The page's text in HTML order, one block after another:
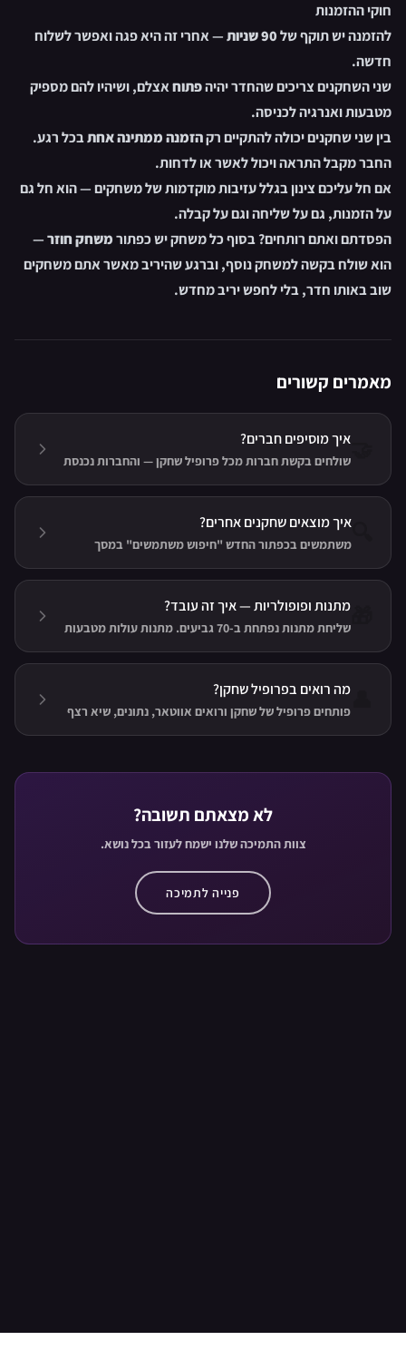
חוקי ההזמנות
להזמנה יש תוקף של90 שניות
— אחרי זה היא פגה ואפשר לשלוח
חדשה.
שני השחקנים צריכים שהחדר יהיהפתוחאצלם, ושיהיו להם מספיק
מטבעות ואנרגיה לכניסה.
בין שני שחקנים יכולה להתקיים רקהזמנה ממתינה אחתבכל רגע.
החבר מקבל התראה ויכול לאשר או לדחות.
אם חל עליכם צינון בגלל עזיבות מוקדמות של משחקים — הוא חל גם
על הזמנות, גם על שליחה וגם על קבלה.
הפסדתם ואתם רותחים? בסוף כל משחק יש כפתורמשחק חוזר—
הוא שולח בקשה למשחק נוסף, וברגע שהיריב מאשר אתם משחקים
שוב באותו חדר, בלי לחפש יריב מחדש.
מאמרים קשורים
איך מוסיפים חברים?
שולחים בקשת חברות מכל פרופיל שחקן — והחברות נכנסת
הזמנה אישי.
איך מוצאים שחקנים אחרים?
משתמשים בכפתור החדש "חיפוש משתמשים" במסך
ומקבלים רשימת שחקנים מדורגת לפי גביעים. לחיצה על
תוצאה פותחת את הפרופיל המלא.
מתנות ופופולריות — איך זה עובד?
שליחת מתנות נפתחת ב-70 גביעים. מתנות עולות מטבעות
טיל, כתר או טבעת יהלום.
מה רואים בפרופיל שחקן?
פותחים פרופיל של שחקן ורואים אווטאר, נתונים, שיא רצף
לא מצאתם תשובה?
צוות התמיכה שלנו ישמח לעזור בכל נושא.
פנייה לתמיכה